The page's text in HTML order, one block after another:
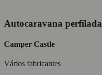
Autocaravana perfilada
Camper Castle
Vários fabricantes